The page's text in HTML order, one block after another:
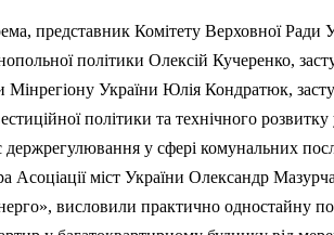
представник Комітету Верховної Ради
політики Олексій Кучеренко,
Мінрегіону України Юлія Кондратюк,
політики та технічного розвитку
держрегулювання у сфері комунальних
міст України Олександр
», висловили практично одностайну